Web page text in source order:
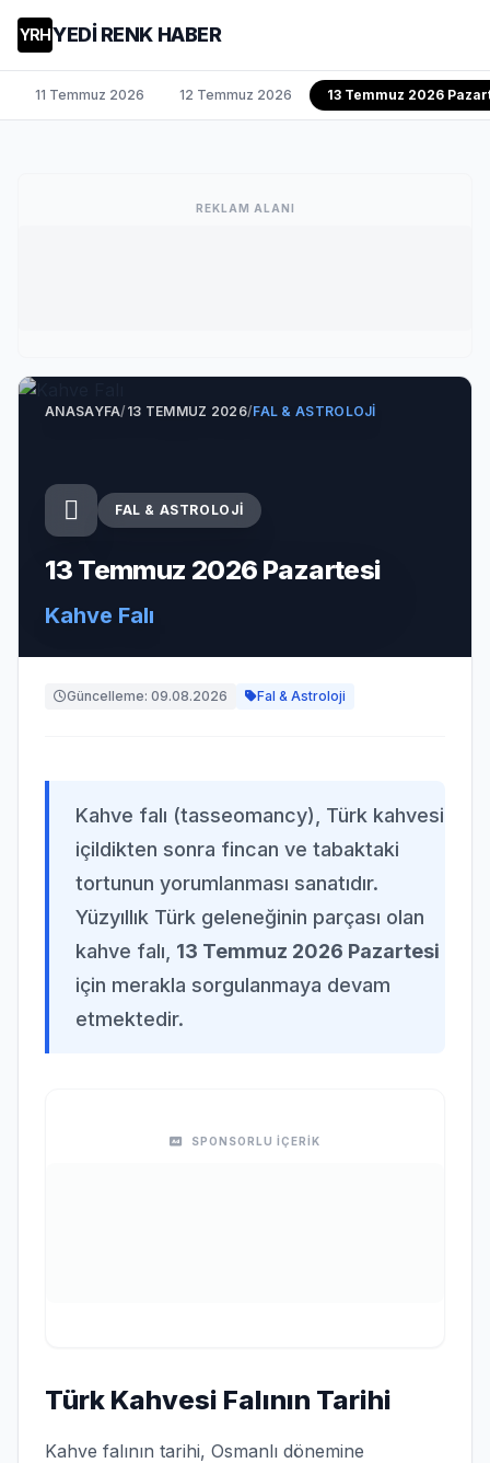
YRHYEDİ RENK HABER
11 Temmuz 2026 12 Temmuz 2026 13 Temmuz 2026
REKLAM ALANI
ANASAYFA/13 TEMMUZ 2026/FAL & ASTROLOJI
FAL & ASTROLOJI
13 Temmuz 2026 Pazartesi
Kahve Falı
Güncelleme: 09.08.2026 Fal & Astroloji
Kahve falı (tasseomancy), Türk kahvesi
içildikten sonra fincan ve tabaktaki
tortunun yorumlanması sanatıdır.
Yüzyıllık Türk geleneğinin parçası olan
kahve falı, 13 Temmuz 2026 Pazartesi
için merakla sorgulanmaya devam
etmektedir.
SPONSORLU İÇERİK
Türk Kahvesi Falının Tarihi
Kahve falının tarihi, Osmanlı dönemine